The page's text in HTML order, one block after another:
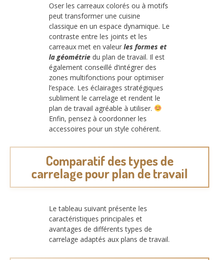
Oser les carreaux colorés ou à motifs
peut transformer une cuisine
classique en un espace dynamique. Le
contraste entre les joints et les
carreaux met en valeur les formes et
la géométrie du plan de travail. Il est
également conseillé d’intégrer des
zones multifonctions pour optimiser
l’espace. Les éclairages stratégiques
subliment le carrelage et rendent le
plan de travail agréable à utiliser.
Enfin, pensez à coordonner les
accessoires pour un style cohérent.
Comparatif des types de
carrelage pour plan de travail
Le tableau suivant présente les
caractéristiques principales et
avantages de différents types de
carrelage adaptés aux plans de travail.